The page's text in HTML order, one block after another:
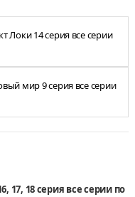
Локи 14 серия все серии
мир 9 серия все серии
17, 18 серия все серии по